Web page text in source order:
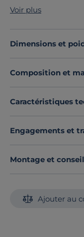
fermeté du soutien
Et ce n’est pas
associée à ses
Découvrez toute
Voir plus
Dimensions et
Composition et
Caractéristiques
Engagements et
Montage et
Ajouter au